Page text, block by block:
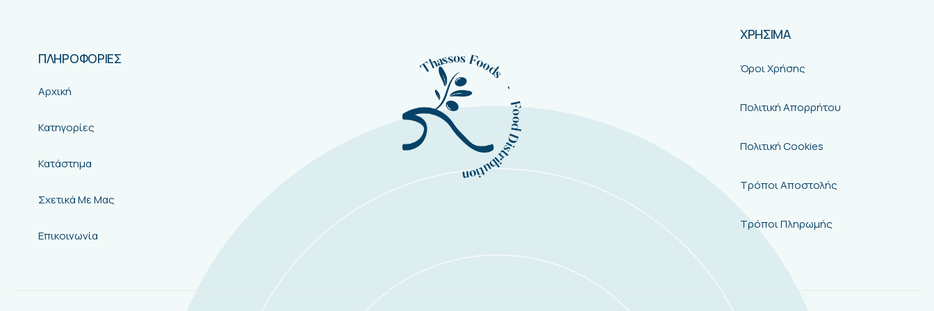
ΠΛΗΡΟΦΟΡΙΕΣ
Αρχική
Κατηγορίες
Κατάστημα
Σχετικά Με Μας
Επικοινωνία
ΧΡΗΣΙΜΑ
Όροι Χρήσης
Πολιτική Απορρήτου
Πολιτική Cookies
Τρόποι Αποστολής
Τρόποι Πληρωμής